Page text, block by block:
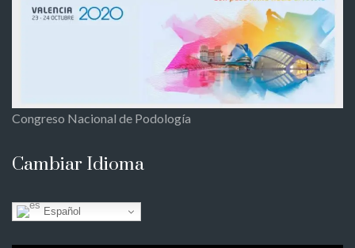
Congreso Nacional de Podología
Cambiar Idioma
Español